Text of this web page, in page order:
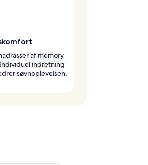
af memory
indretning
søvnoplevelsen.